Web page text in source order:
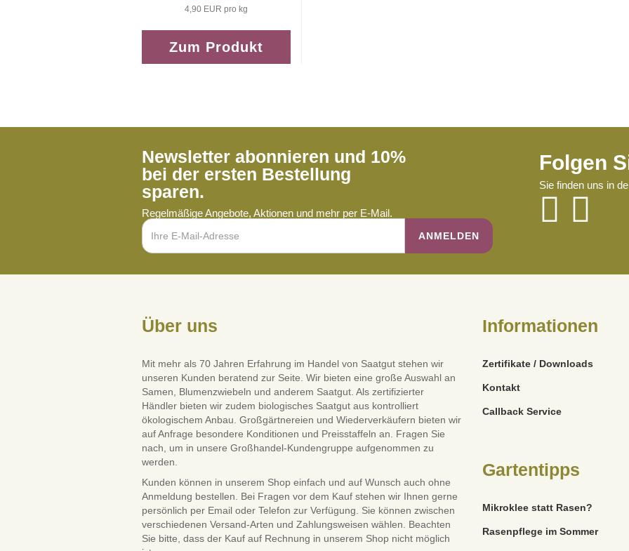
4,90 EUR pro kg
Zum Produkt
Newsletter abonnieren und 10%
bei der ersten Bestellung
sparen.
Regelmäßige Angebote, Aktionen und mehr per E-Mail.
Folgen
Sie finden uns in
Über uns
Mit mehr als 70 Jahren Erfahrung im Handel von Saatgut stehen wir
unseren Kunden beratend zur Seite. Wir bieten eine große Auswahl an
Samen, Blumenzwiebeln und anderem Saatgut. Als zertifizierter
Händler bieten wir zudem biologisches Saatgut aus kontrolliert
ökologischem Anbau. Großgärtnereien und Wiederverkäufern bieten wir
auf Anfrage besondere Konditionen und Preisstaffeln an. Fragen Sie
nach, um in unsere Großhandel-Kundengruppe aufgenommen zu
werden.
Kunden können in unserem Shop einfach und auf Wunsch auch ohne
Anmeldung bestellen. Bei Fragen vor dem Kauf stehen wir Ihnen gerne
persönlich per Email oder Telefon zur Verfügung. Sie können zwischen
verschiedenen Versand-Arten und Zahlungsweisen wählen. Beachten
Sie bitte, dass der Kauf auf Rechnung in unserem Shop nicht möglich
Informationen
Zertifikate / Downloads
Kontakt
Callback Service
Gartentipps
Mikroklee statt Rasen?
Rasenpflege im Sommer